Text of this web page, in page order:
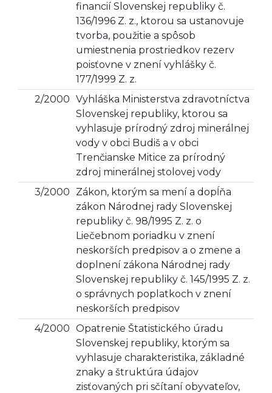
financií Slovenskej republiky č.
136/1996 Z. z., ktorou sa ustanovuje
tvorba, použitie a spôsob
umiestnenia prostriedkov rezerv
poisťovne v znení vyhlášky č.
177/1999 Z. z.
2/2000 Vyhláška Ministerstva zdravotníctva
Slovenskej republiky, ktorou sa
vyhlasuje prírodný zdroj minerálnej
vody v obci Budiš a v obci
Trenčianske Mitice za prírodný
zdroj minerálnej stolovej vody
3/2000
Zákon, ktorým sa mení a dopĺňa
zákon Národnej rady Slovenskej
republiky č. 98/1995 Z. z. o
Liečebnom poriadku v znení
neskorších predpisov a o zmene a
doplnení zákona Národnej rady
Slovenskej republiky č. 145/1995 Z. z.
o správnych poplatkoch v znení
neskorších predpisov
4/2000 Opatrenie Štatistického úradu
Slovenskej republiky, ktorým sa
vyhlasuje charakteristika, základné
znaky a štruktúra údajov
zisťovaných pri sčítaní obyvateľov,